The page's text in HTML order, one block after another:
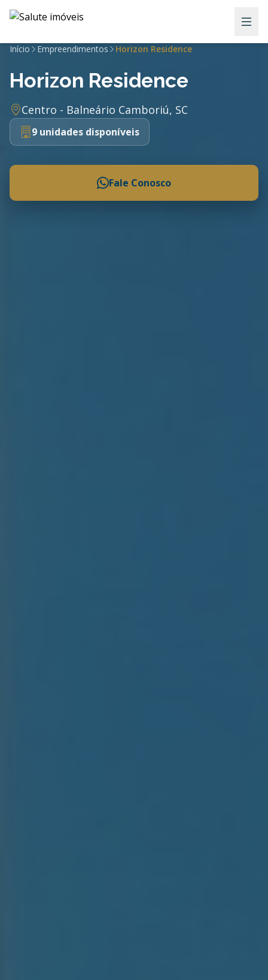
Início Empreendimentos Horizon Residence
Horizon Residence
Centro - Balneário Camboriú, SC
9 unidades disponíveis
Fale Conosco